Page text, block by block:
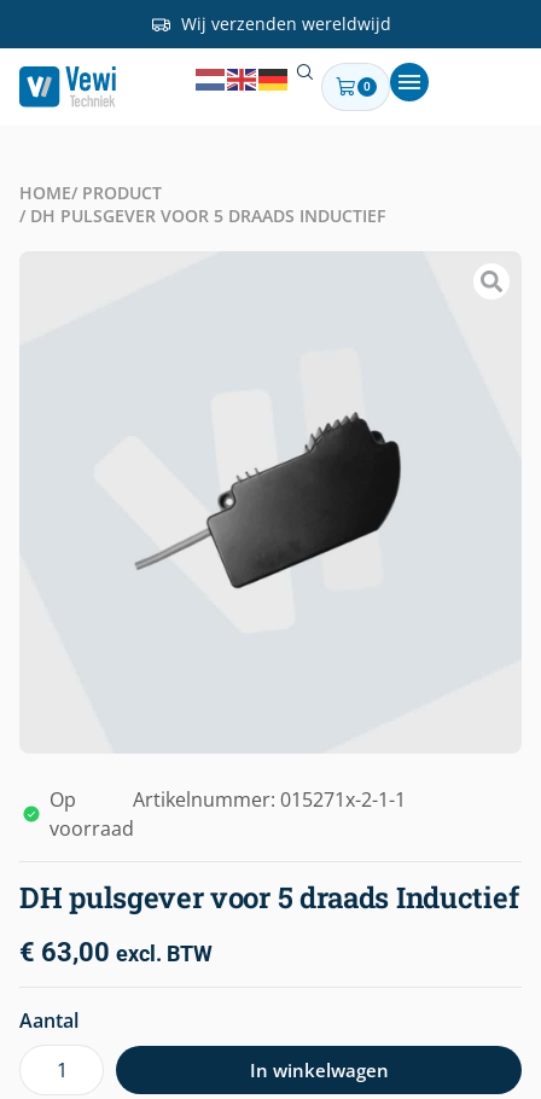
Wij verzenden wereldwijd
0
HOME/ PRODUCT
/ DH PULSGEVER VOOR 5 DRAADS INDUCTIEF
Op
voorraad
Artikelnummer: 015271x-2-1-1
DH pulsgever voor 5 draads Inductief
€ 63,00 excl. BTW
Aantal
In winkelwagen